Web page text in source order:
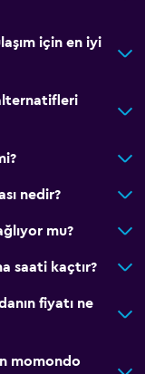
için en iyi
nedir?
mu?
saati kaçtır?
fiyatı ne
momondo